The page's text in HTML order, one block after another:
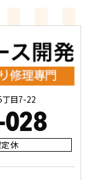
丁目7-22
休